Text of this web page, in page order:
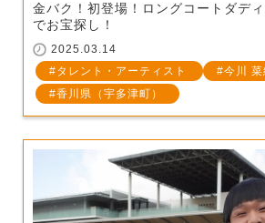
金バク！初登場！ロングコートダデ
でお宝探し！
2025.03.14
タレント・アーティスト
今川 菜
香川県（宇多津町）